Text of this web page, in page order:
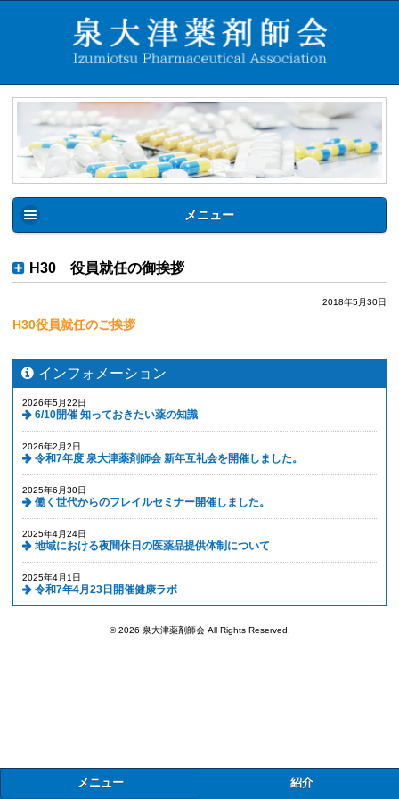
メニュー
H30 役員就任の御挨拶
2018年5月30日
H30役員就任のご挨拶
インフォメーション
2026年5月22日
6/10開催 知っておきたい薬の知識
2026年2月2日
令和7年度 泉大津薬剤師会 新年互礼会を開催しました。
2025年6月30日
働く世代からのフレイルセミナー開催しました。
2025年4月24日
地域における夜間休日の医薬品提供体制について
2025年4月1日
令和7年4月23日開催健康ラボ
© 2026 泉大津薬剤師会 All Rights Reserved.
メニュー 紹介